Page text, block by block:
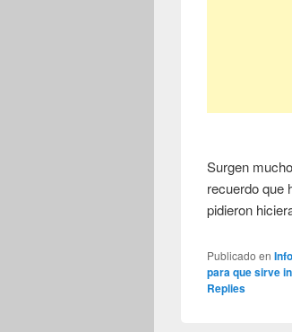
Surgen
recuerdo que
pidieron
Publicado en
para que sirve
Replies